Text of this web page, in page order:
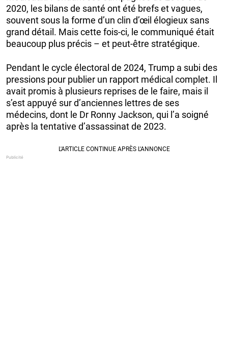
2020, les bilans de santé ont été brefs et vagues,
souvent sous la forme d’un clin d’œil élogieux sans
grand détail. Mais cette fois-ci, le communiqué était
beaucoup plus précis – et peut-être stratégique.
Pendant le cycle électoral de 2024, Trump a subi des
pressions pour publier un rapport médical complet. Il
avait promis à plusieurs reprises de le faire, mais il
s’est appuyé sur d’anciennes lettres de ses
médecins, dont le Dr Ronny Jackson, qui l’a soigné
après la tentative d’assassinat de 2023.